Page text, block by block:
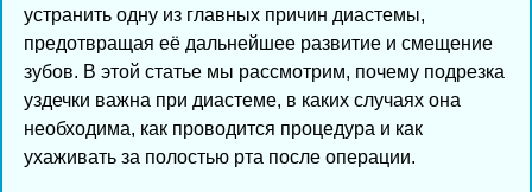
устранить одну из главных причин диастемы,
предотвращая её дальнейшее развитие и смещение
зубов. В этой статье мы рассмотрим, почему подрезка
уздечки важна при диастеме, в каких случаях она
необходима, как проводится процедура и как
ухаживать за полостью рта после операции.